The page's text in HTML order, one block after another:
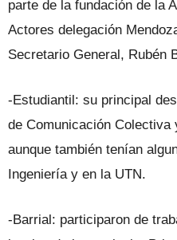
parte de la fundación de la
Actores delegación
Secretario General, Rubén
-Estudiantil: su principal
de Comunicación Colectiva
aunque también tenían
Ingeniería y en la UTN.
-Barrial: participaron de